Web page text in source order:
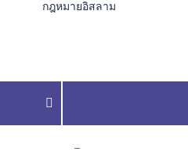
กฎหมายอิสลาม
–